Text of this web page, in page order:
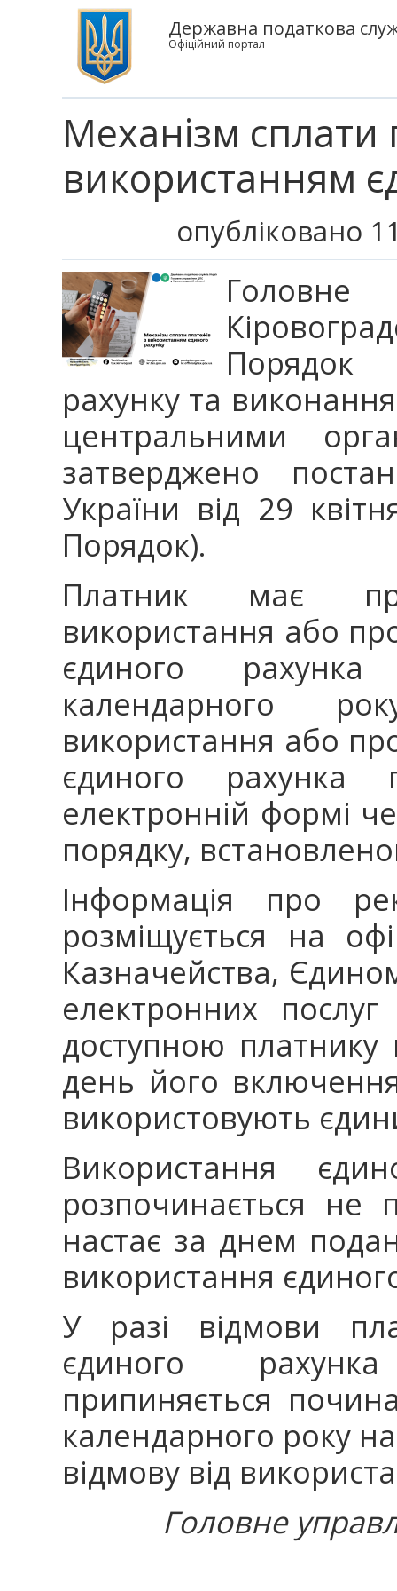
Державна податкова
Офіційний портал
Механізм сплати
використанням
опубліковано
Порядок
рахунку та
центральними
затверджено
України від 29
Порядок).
Платник має
використання або
єдиного
календарного
використання або
єдиного рахунка
електронній формі
порядку,
Інформація про
розміщується на
Казначейства,
електронних
доступною платнику
день його
використовують
Використання
розпочинається не
настає за днем
використання
У разі відмови
єдиного
припиняється
календарного року
відмову від
Головне